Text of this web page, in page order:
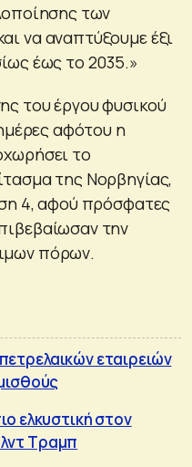
των
να αναπτύξουμε έξι
έως το 2035.»
του έργου φυσικού
αφότου η
το
της Νορβηγίας,
4, αφού πρόσφατες
την
πόρων.
εταιρειών
ελκυστική στον
Τραμπ